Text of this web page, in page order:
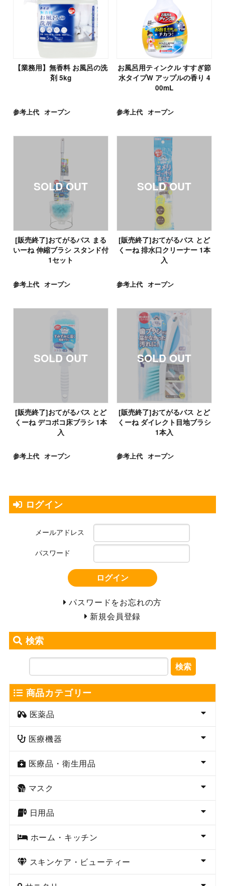
【業務用】無香料 お風呂の洗
剤 5kg
参考上代 オープン
お風呂用ティンクル すすぎ節
水タイプW アップルの香り 4
00mL
参考上代 オープン
[販売終了]おてがるバス まる
いーね 伸縮ブラシ スタンド付
1セット
参考上代 オープン
[販売終了]おてがるバス とど
くーね 排水口クリーナー 1本
入
参考上代 オープン
[販売終了]おてがるバス とど
くーね デコボコ床ブラシ 1本
入
参考上代 オープン
[販売終了]おてがるバス とど
くーね ダイレクト目地ブラシ
1本入
参考上代 オープン
ログイン
メールアドレス
パスワード
ログイン
パスワードをお忘れの方
新規会員登録
検索
検索
商品カテゴリー
医薬品
医療機器
医療品・衛生用品
マスク
日用品
ホーム・キッチン
スキンケア・ビューティー